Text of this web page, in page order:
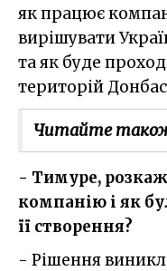
як працює
вирішувати
та як буде
територій
Читайте
- Тимуре,
компанію і як
її створення?
- Рішення